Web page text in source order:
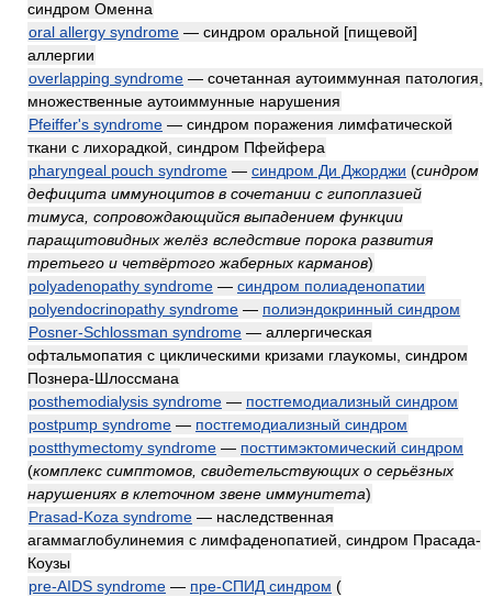
синдром Оменна
oral allergy syndrome — синдром оральной [пищевой]
аллергии
overlapping syndrome — сочетанная аутоиммунная патология,
множественные аутоиммунные нарушения
Pfeiffer's syndrome — синдром поражения лимфатической
ткани с лихорадкой, синдром Пфейфера
pharyngeal pouch syndrome — синдром Ди Джорджи (синдром
дефицита иммуноцитов в сочетании с гипоплазией
тимуса, сопровождающийся выпадением функции
паращитовидных желёз вследствие порока развития
третьего и четвёртого жаберных карманов)
polyadenopathy syndrome — синдром полиаденопатии
polyendocrinopathy syndrome — полиэндокринный синдром
Posner-Schlossman syndrome — аллергическая
офтальмопатия с циклическими кризами глаукомы, синдром
Познера-Шлоссмана
posthemodialysis syndrome — постгемодиализный синдром
postpump syndrome — постгемодиализный синдром
postthymectomy syndrome — посттимэктомический синдром
(комплекс симптомов, свидетельствующих о серьёзных
нарушениях в клеточном звене иммунитета)
Prasad-Koza syndrome — наследственная
агаммаглобулинемия с лимфаденопатией, синдром Прасада-
Коузы
pre-AIDS syndrome — пре-СПИД синдром (